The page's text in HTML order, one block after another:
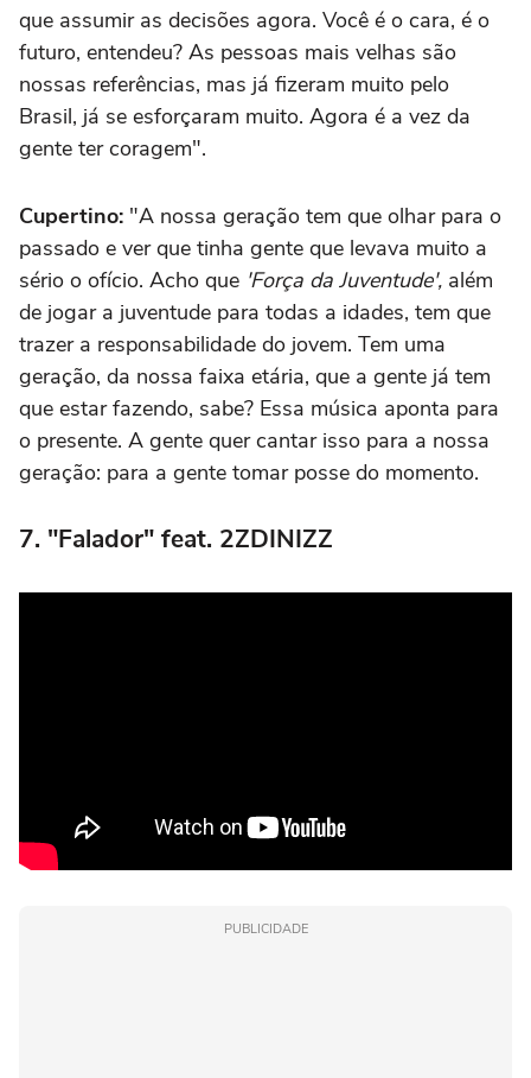
que assumir as decisões agora. Você é o cara, é o
futuro, entendeu? As pessoas mais velhas são
nossas referências, mas já fizeram muito pelo
Brasil, já se esforçaram muito. Agora é a vez da
gente ter coragem".
Cupertino: "A nossa geração tem que olhar para o
passado e ver que tinha gente que levava muito a
sério o ofício. Acho que 'Força da Juventude', além
de jogar a juventude para todas a idades, tem que
trazer a responsabilidade do jovem. Tem uma
geração, da nossa faixa etária, que a gente já tem
que estar fazendo, sabe? Essa música aponta para
o presente. A gente quer cantar isso para a nossa
geração: para a gente tomar posse do momento.
7. "Falador" feat. 2ZDINIZZ
PUBLICIDADE